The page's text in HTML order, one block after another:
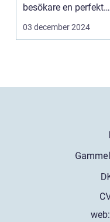
besökare en perfekt
blandning a...
03 december 2024
web: